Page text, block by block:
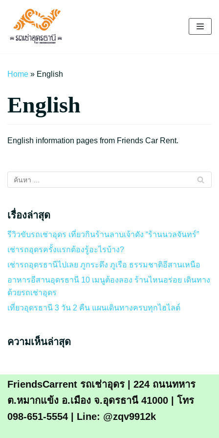
Skip
to
content
Home » English
English
English information pages from Friends Car Rent.
เรื่องล่าสุด
รีวิวขับรถเช่าอุดร เที่ยวกินร้านลาบเจ้าดัง “ร้านนวลจันทร์”
เช่ารถอุดรครั้งแรกต้องรู้อะไรบ้าง?
เช่ารถอุดรธานีไปเลย ภูกระดึง ภูเรือ ธรรมชาติอีสานเหนือ
อาหารอีสานอุดรธานี 10 เมนูต้องลอง ร้านไหนอร่อย เดินทาง
ด้วยรถเช่าอุดร
เที่ยวอุดรธานี 3 วัน 2 คืน แผนเดินทางครบทุกไฮไลต์
ความเห็นล่าสุด
FriendsCarrent รถเช่าอุดร | 224 ถนนทหาร
ต.หมากแข้ง อ.เมือง จ.อุดรธานี 41000 | โทร
098-651-5554 | Line: @zqv9912k